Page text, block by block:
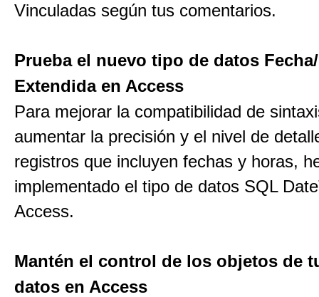
Vinculadas según tus comentarios.
Prueba el nuevo tipo de datos
Extendida en Access
Para mejorar la compatibilidad de
aumentar la precisión y el nivel de
registros que incluyen fechas y horas,
implementado el tipo de datos SQL
Access.
Mantén el control de los objetos de
datos en Access